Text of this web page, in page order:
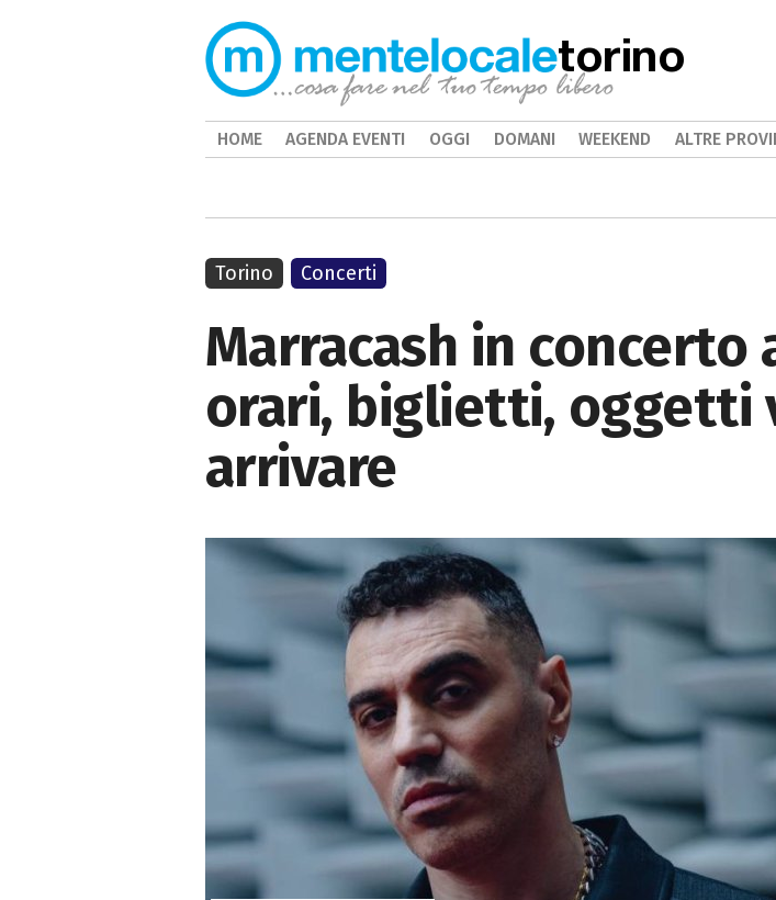
Marracash in concerto
orari, biglietti, oggetti
arrivare
Torino Concerti
torino
HOME AGENDA EVENTI OGGI DOMANI WEEKEND ALTRE